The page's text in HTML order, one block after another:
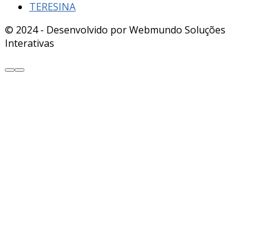
TERESINA
© 2024 - Desenvolvido por Webmundo Soluções
Interativas